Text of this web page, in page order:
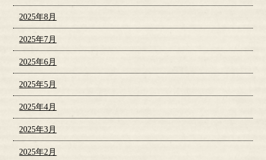
2025年8月
2025年7月
2025年6月
2025年5月
2025年4月
2025年3月
2025年2月